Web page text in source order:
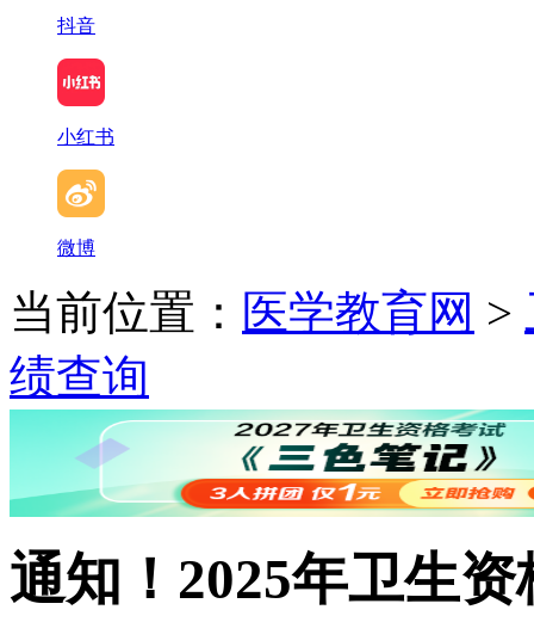
抖音
小红书
微博
当前位置： 医学教育网 >
绩查询
通知！2025年卫生